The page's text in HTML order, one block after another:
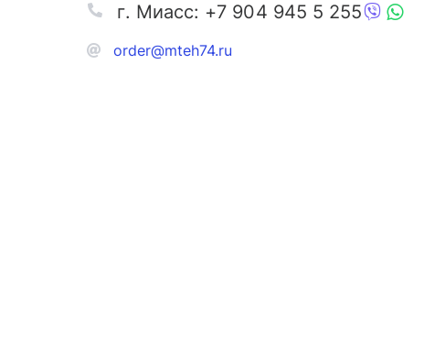
order@mteh74.ru
г. Миасс: +7 904 945 5 255